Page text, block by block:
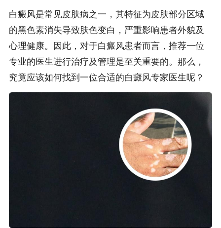
白癜风是常见皮肤病之一，其特征为皮肤部分区域
的黑色素消失导致肤色变白，严重影响患者外貌及
心理健康。因此，对于白癜风患者而言，推荐一位
专业的医生进行治疗及管理是至关重要的。那么，
究竟应该如何找到一位合适的白癜风专家医生呢？